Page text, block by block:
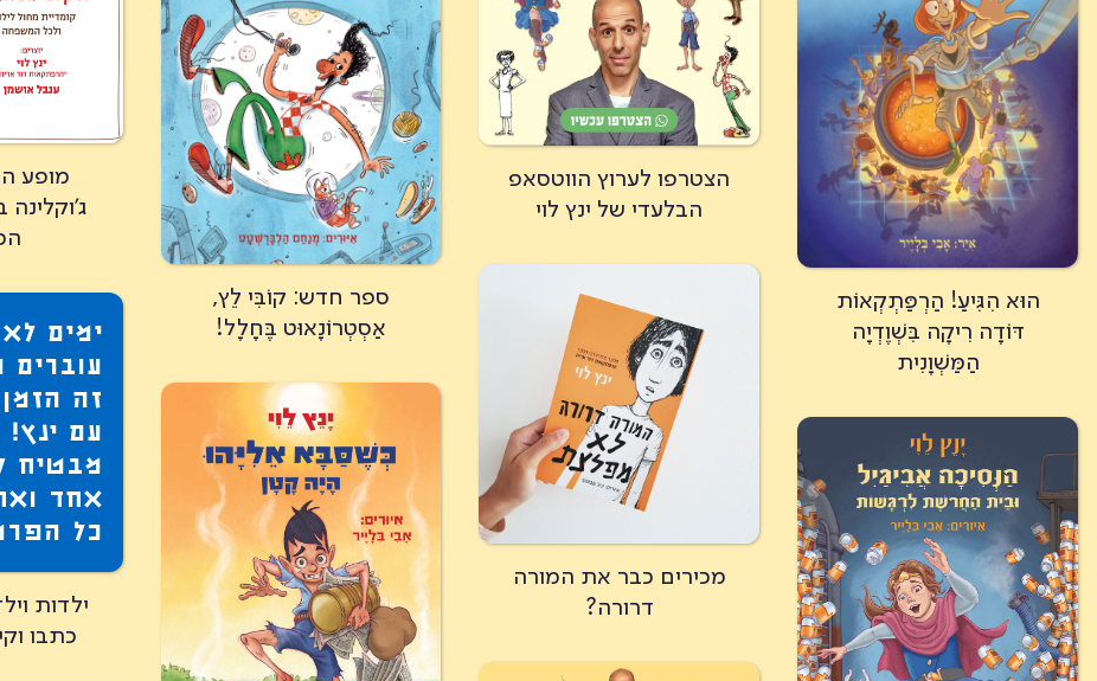
הוּא הִגִּיעַ! הַרְפַּתְקְאוֹת
דּוֹדָה רִיקָה בִּשְׁוֶדְיָה
הַמַּשְׁוָנִית
הצטרפו לערוץ הווטסאפ
הבלעדי של ינץ לוי
ספר חדש: קוֹבִּי לֵץ,
אַסְטְרוֹנָאוּט בֶּחָלָל!
מופע
ג'וקלינה
מכירים כבר את המורה
דרורה?
ימים
עוברים
זה
עם ינץ!
מבטיח
אחד
כל
ילדות
כתבו